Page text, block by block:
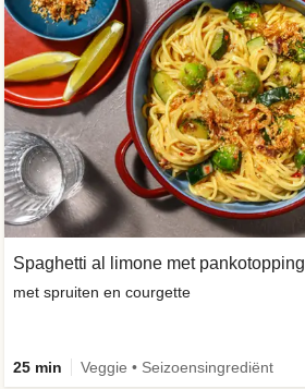
Spaghetti al limone met pankotopping
met spruiten en courgette
25 min Veggie • Seizoensingrediënt